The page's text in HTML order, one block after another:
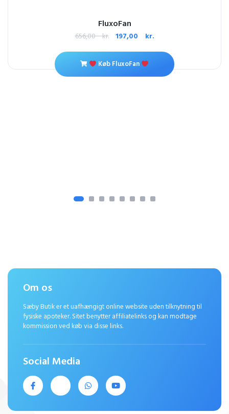
FluxoFan
656,00kr. 197,00 kr.
Køb FluxoFan
Om os
Sæby Butik er et uafhængigt online website uden tilknytning til
fysiske apoteker. Sitet benytter affiliatelinks og kan modtage
kommission ved køb via disse links.
Social Media